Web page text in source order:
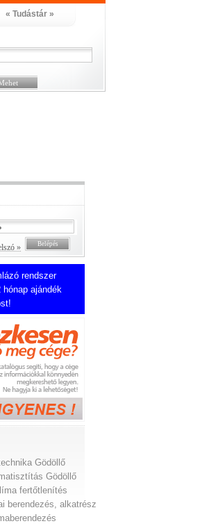
« Tudástár »
»
rendszer
ajándék
Gödöllő
Gödöllő
fertőtlenítés
berendezés, alkatrész